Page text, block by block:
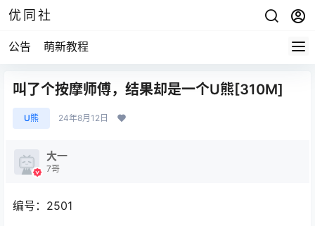
优同社
公告 萌新教程
叫了个按摩师傅，结果却是一个U熊[310M]
U熊 24年8月12日
大一
7哥
编号：2501